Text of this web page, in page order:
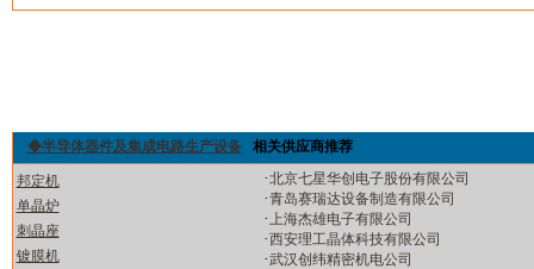
◆半导体器件及集成电路生产设备 相关供应商推荐
邦定机
单晶炉
刺晶座
镀膜机
·北京七星华创电子股份有限公司
·青岛赛瑞达设备制造有限公司
·上海杰雄电子有限公司
·西安理工晶体科技有限公司
·武汉创纬精密机电公司